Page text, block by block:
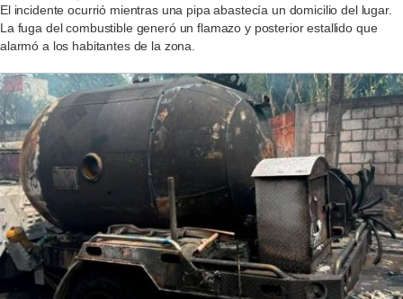
El incidente ocurrió mientras una pipa abastecía un domicilio del lugar.
La fuga del combustible generó un flamazo y posterior estallido que
alarmó a los habitantes de la zona.